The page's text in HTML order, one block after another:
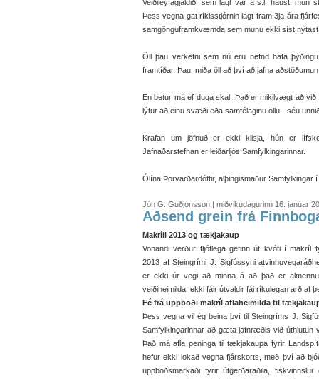
Veiðileyfagjaldið, sem lagt var á s.l. haust, mun
Þess vegna gat ríkisstjórnin lagt fram 3ja ára
samgönguframkvæmda sem munu ekki síst
Öll þau verkefni sem nú eru nefnd hafa
framtíðar. Þau miða öll að því að jafna
En betur má ef duga skal. Það er mikilvægt að
lýtur að einu svæði eða samfélaginu öllu - séu
Krafan um jöfnuð er ekki klisja, hún er
Jafnaðarstefnan er leiðarljós Samfylkingarinnar.
Ólína Þorvarðardóttir, alþingismaður Samfylkingar
Jón G. Guðjónsson | miðvikudagurinn 16. janúar
Aðsend grein frá
Makríll 2013 og tækjakaup
Vonandi verður fljótlega gefinn út kvóti í makríl
2013 af Steingrími J. Sigfússyni
er ekki úr vegi að minna á að það er
veiðiheimilda, ekki fáir útvaldir fái ríkulegan arð af
Fé frá uppboði makríl aflaheimilda til
Þess vegna vil ég beina því til Steingríms J.
Samfylkingarinnar að gæta jafnræðis við úthlutun
Það má afla peninga til tækjakaupa fyrir
hefur ekki lokað vegna fjárskorts, með því að
uppboðsmarkaði fyrir útgerðaraðila,